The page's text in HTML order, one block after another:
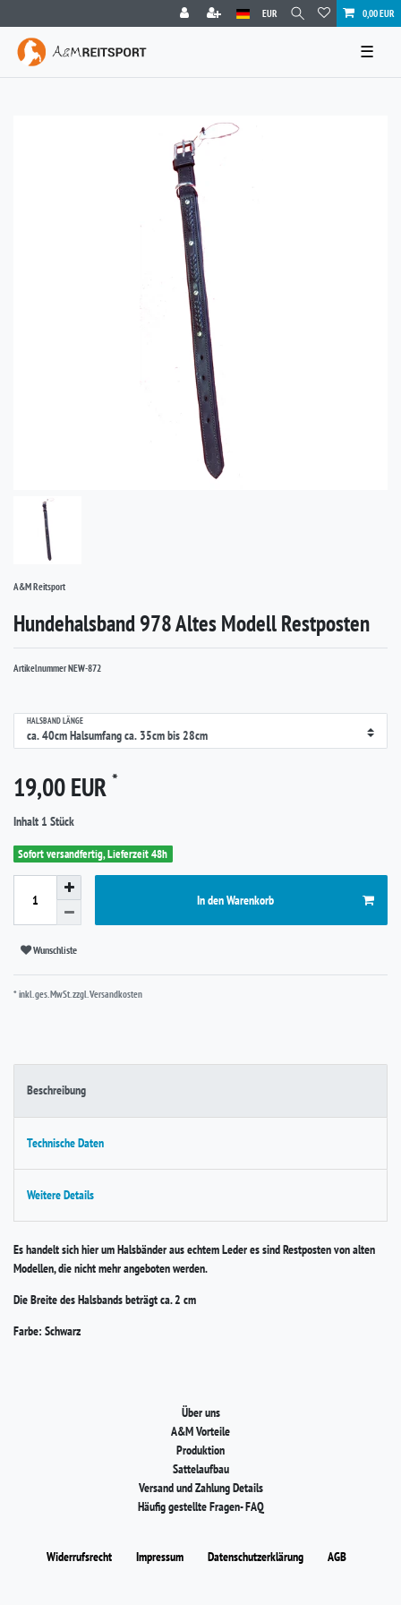
EUR 0,00 EUR
☰
A&M Reitsport
Hundehalsband 978 Altes Modell Restposten
ArtikelnummerNEW-872
HALSBAND LÄNGE
19,00 EUR *
Inhalt 1 Stück
Sofort versandfertig, Lieferzeit 48h
In den Warenkorb
Wunschliste
* inkl. ges. MwSt. zzgl.Versandkosten
Beschreibung
Technische Daten
Weitere Details
Es handelt sich hier um Halsbänder aus echtem Leder es sind Restposten von alten
Modellen, die nicht mehr angeboten werden.
Die Breite des Halsbands beträgt ca. 2 cm
Farbe: Schwarz
Über uns
A&M Vorteile
Produktion
Sattelaufbau
Versand und Zahlung Details
Häufig gestellte Fragen- FAQ
Widerrufs­recht Impressum Daten­schutz­erklärung AGB